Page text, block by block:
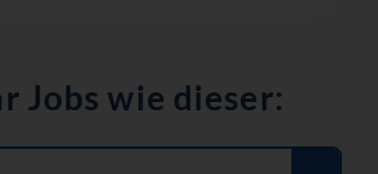
Jobs wie dieser: